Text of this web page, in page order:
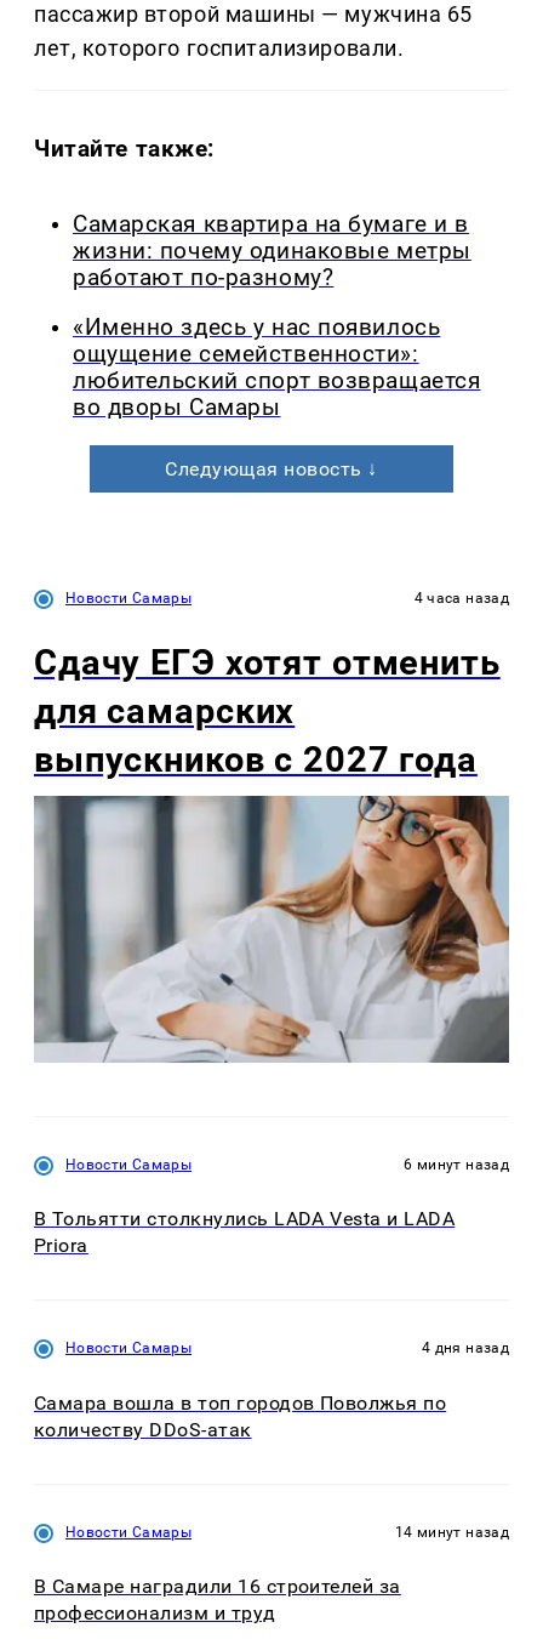
пассажир второй машины — мужчина 65
лет, которого госпитализировали.
Читайте также:
Самарская квартира на бумаге и в
жизни: почему одинаковые метры
работают по-разному?
«Именно здесь у нас появилось
ощущение семейственности»:
любительский спорт возвращается
во дворы Самары
Следующая новость ↓
Новости Самары 4 часа назад
Сдачу ЕГЭ хотят отменить
для самарских
выпускников с 2027 года
Новости Самары 6 минут назад
В Тольятти столкнулись LADA Vesta и LADA
Priora
Новости Самары 4 дня назад
Самара вошла в топ городов Поволжья по
количеству DDoS-атак
Новости Самары 14 минут назад
В Самаре наградили 16 строителей за
профессионализм и труд